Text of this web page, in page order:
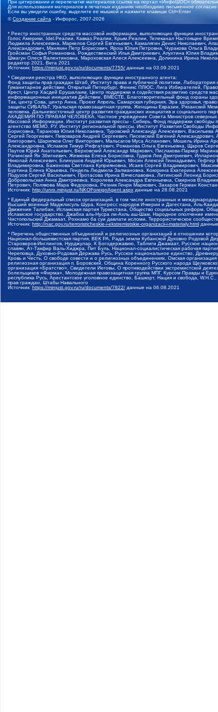
При цитировании и перепечатке материалов ссылка на портал «ИнфоШОС»
Для использования материалов в печатных изданиях необходимо письменное
Если вы увидели ошибку, выделите ее мышкой и нажмите клавиши Ctrl+Enter
©Создание сайта - Инфорос, 2007-2026
* Реестр иностранных средств массовой информации, выполняющих функции
Голос Америки, Idel.Реалии, Кавказ.Реалии, Крым.Реалии, Телеканал Настоящее
Людмила Алексеевна, Маркелов Сергей Евгеньевич, Камалягин Денис Николаевич,
Александрович, Маняхин Петр Борисович, Ярош Юлия Петровна, Чуракова Ольга
Гройсман Софья Романовна, Рождественский Илья Дмитриевич, Апухтина Юлия
Шмагун Олеся Валентиновна, Мароховская Алеся Алексеевна, Долинина Ирина
редактор 2021, Вега 2021
Источник: https://minjust.gov.ru/ru/documents/7755/ данные на 03.09.2021
* Сведения реестра НКО, выполняющих функции иностранного агента:
Фонд защиты прав граждан Штаб, Институт права и публичной политики,
Гуманитарное действие, Открытый Петербург, Феникс ПЛЮС, Лига Избирателей,
Крест, Центр Хасдей Ерушалаим, Центр поддержки и содействия развитию средств
информационных инициатив Действие, ВМЕСТЕ, Благотворительный фонд охраны
Так, центр Сова, центр Анна, Проект Апрель, Самарская губерния, Эра здоровья,
защиты СИБАЛЬТ, Уральская правозащитная группа, Женщины Евразии, Рязанский
человека, Дальневосточный центр развития гражданских инициатив и социального
АКАДЕМИЯ ПО ПРАВАМ ЧЕЛОВЕКА, Частное учреждение Совета Министров северных
Массовой Информации, Институт развития прессы - Сибирь, Фонд поддержки
агентство МЕМО. РУ, Институт региональной прессы, Институт Развития Свободы
Борисовна, Таранова Юлия Николаевна, Туровский Александр Алексеевич,
Сергей Георгиевич, Пивоваров Андрей Сергеевич, Писемский Евгений
Викторович, Шарипков Олег Викторович, Мальсагов Муса Асланович, Мошель Ирина
Александровна, Исламов Тимур Рифгатович, Романова Ольга Евгеньевна, Щаров
Паутов Юрий Анатольевич, Верховский Александр Маркович, Пислакова-Паркер
Рачинский Ян Збигневич, Жемкова Елена Борисовна, Гудков Лев Дмитриевич,
Николай Алексеевич, Блинушов Андрей Юрьевич, Мосин Алексей Геннадьевич,
Владимировна, Баженова Светлана Куприяновна, Исаев Сергей Владимирович,
Буртина Елена Юрьевна, Гендель Людмила Залмановна, Кокорина Екатерина
Подузов Сергей Васильевич, Протасова Ирина Вячеславовна, Литинский Леонид
Добровольская Анна Дмитриевна, Королева Александра Евгеньевна, Смирнов
Петрович, Полякова Мара Федоровна, Резник Генри Маркович, Захаров Герман
Источник: http://unro.minjust.ru/NKOForeignAgent.aspx данные на 28.08.2021
* Единый федеральный список организаций, в том числе иностранных и
Высший военный Маджлисуль Шура, Конгресс народов Ичкерии и Дагестана, Аль-
Движение Талибан, Исламская партия Туркестана, Общество социальных реформ,
Исламское государство, Джабха аль-Нусра ли-Ахль аш-Шам, Народное ополчение
Чистопольский Джамаат, Рохнамо ба суи давлати исломи, Террористическое
Источник: http://nac.gov.ru/terroristicheskie-i-ekstremistskie-organizacii-i-materialy.html
* Перечень общественных объединений и религиозных организаций в отношении
Национал-большевистская партия, ВЕК РА, Рада земли Кубанской Духовно Родовой
Староверов-Инглингов, Нурджулар, К Богодержавию, Таблиги Джамаат, Русское
славян, Ат-Такфир Валь-Хиджра, Пит Буль, Национал-социалистическая рабочая
Череповца, Духовно-Родовая Держава Русь, Русское национальное единство,
Кровь и Честь, О свободе совести и о религиозных объединениях, Омская
религиозная организация п. Боровский, Община Коренного Русского народа
организация «Братство», Свидетели Иеговы, О противодействии экстремистской
болельщиков «Фирма», Молодежная правозащитная группа МПГ, Курсом Правды и
республика Русь, Арестантское уголовное единство, Башкорт, Нация и свобода,
прав граждан, Штабы Навального
Источник: https://minjust.gov.ru/ru/documents/7822/ данные на 06.08.2021